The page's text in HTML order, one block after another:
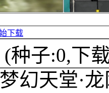
下载
(种子:0,下
梦幻天堂·